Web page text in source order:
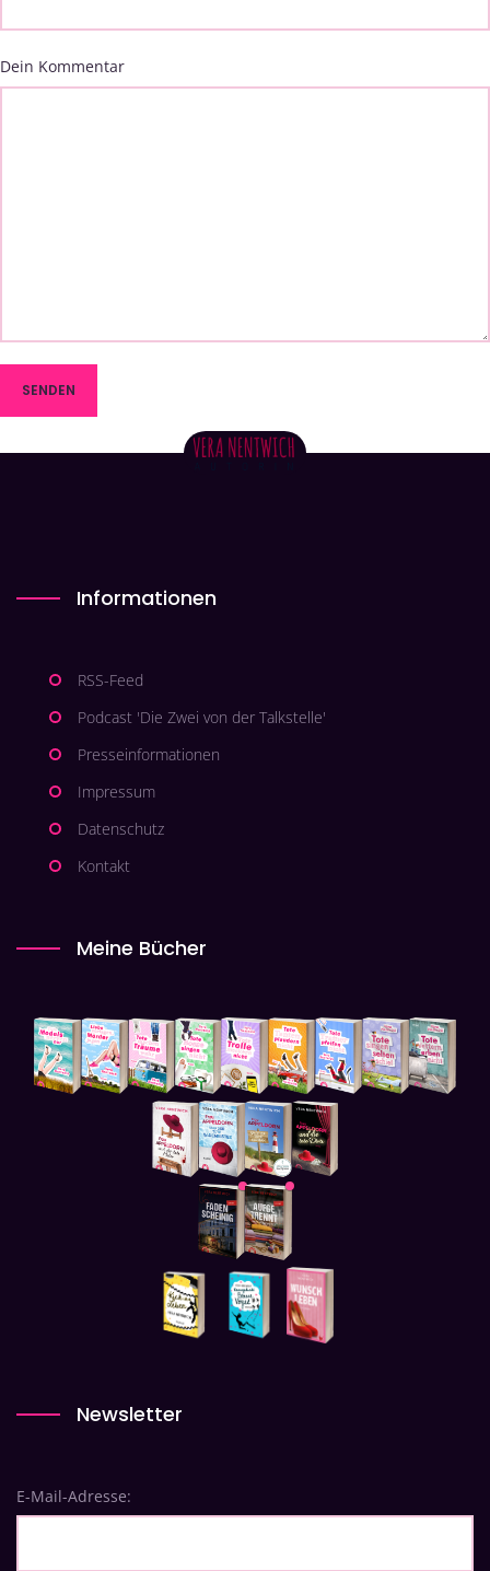
Dein Kommentar
Informationen
RSS-Feed
Podcast 'Die Zwei von der Talkstelle'
Presseinformationen
Impressum
Datenschutz
Kontakt
Meine Bücher
Newsletter
E-Mail-Adresse: